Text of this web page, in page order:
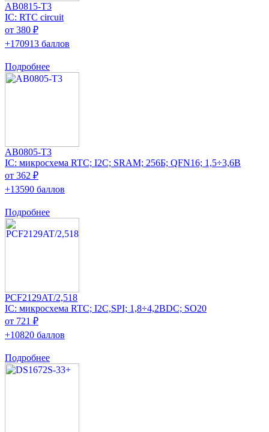
AB0815-T3
IC: RTC circuit
от 380 ₽
+170913 баллов
Подробнее
AB0805-T3
IC: микросхема RTC; I2C; SRAM; 256Б; QFN16; 1,5÷3,6В
от 362 ₽
+13590 баллов
Подробнее
PCF2129AT/2,518
IC: микросхема RTC; I2C,SPI; 1,8÷4,2ВDC; SO20
от 721 ₽
+10820 баллов
Подробнее